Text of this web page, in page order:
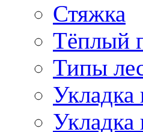
Стяжка
Тёплый
Типы
Укладка
Укладка